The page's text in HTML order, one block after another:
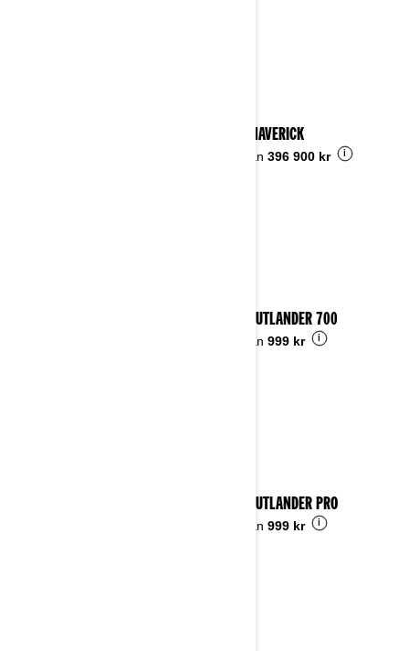
2023 MAVERICK
Pris från 396 900 kr i
2023 OUTLANDER 700
Pris från 999 kr i
2023 OUTLANDER PRO
Pris från 999 kr i